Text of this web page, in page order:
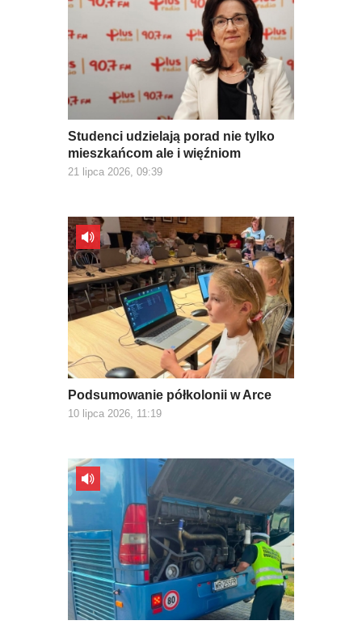
Studenci udzielają porad nie tylko
mieszkańcom ale i więźniom
21 lipca 2026, 09:39
Podsumowanie półkolonii w Arce
10 lipca 2026, 11:19